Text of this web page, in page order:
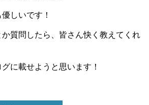
しいです！
質問したら、皆さん快く教えてくれ
に載せようと思います！